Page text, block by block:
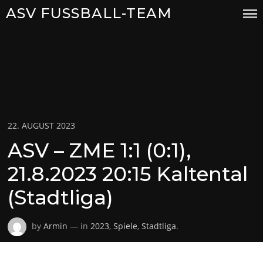
Skip
ASV FUSSBALL-TEAM
Posted
on
22. AUGUST 2023
ASV – ZME 1:1 (0:1),
21.8.2023 20:15 Kaltental
(Stadtliga)
byArmin — in2023,Spiele,Stadtliga.